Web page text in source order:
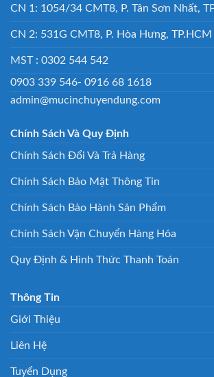
CN 1: 1054/34 CMT8, P. Tân Sơn Nhất,
CN 2: 531G CMT8, P. Hòa Hưng, TP.HCM
MST : 0302 544 542
0903 339 546- 0916 68 1618
admin@mucinchuyendung.com
Chính Sách Và Quy Định
Chính Sách Đổi Và Trả Hàng
Chính Sách Bảo Mật Thông Tin
Chính Sách Bảo Hành Sản Phẩm
Chính Sách Vận Chuyển Hàng Hóa
Quy Định & Hình Thức Thanh Toán
Thông Tin
Giới Thiệu
Liên Hệ
Tuyển Dụng